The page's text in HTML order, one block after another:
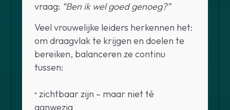
vraag: “Ben ik wel goed genoeg?”
Veel vrouwelijke leiders herkennen het:
om draagvlak te krijgen en doelen te
bereiken, balanceren ze continu
tussen:
• zichtbaar zijn – maar niet té
aanwezig